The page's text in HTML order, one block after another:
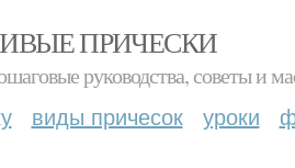
ПРИЧЕСКИ
руководства, советы и
виды причесок уроки